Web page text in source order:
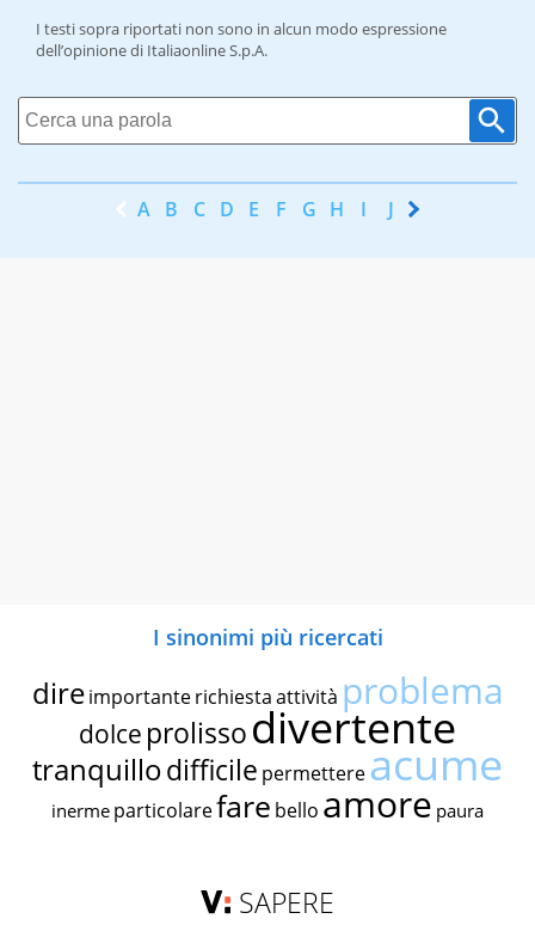
I testi sopra riportati non sono in alcun modo espressione
dell’opinione di Italiaonline S.p.A.
A B C D E F G H I J K
I sinonimi più ricercati
dire importante richiestaattività problema
dolce prolissodivertente
tranquillodifficile permettereacume
inerme particolarefare bello amore paura
SAPERE